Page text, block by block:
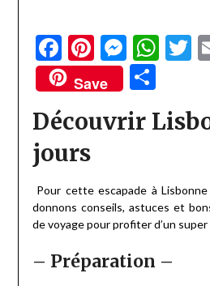
Facebook
Pinterest
Save
Découvrir
jours
Pour cette escapade à
donnons conseils, astuces et
de voyage pour profiter d’un super
– Préparation –